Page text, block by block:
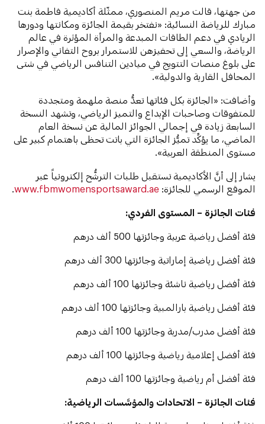
من جهتها، قالت مريم المنصوري، ممثّلة أكاديمية فاطمة بنت
مبارك للرياضة النسائية: «نفتخر بقيمة الجائزة ومكانتها ودورها
الريادي في دعم الطاقات المبدعة والمرأة المؤثرة في عالم
الرياضة، والسعي إلى تحفيزهن للاستمرار بروح التفاني والإصرار
على بلوغ منصات التتويج في ميادين التنافس الرياضي في شتى
المحافل القارية والدولية».
وأضافت: «الجائزة بكل فئاتها تعدُّ منصة ملهمة ومتجددة
للمتفوقات وصاحبات الإبداع والتميز الرياضي، وتشهد النسخة
السابعة زيادة في إجمالي الجوائز المالية عن نسخة العام
الماضي، ما يؤكِّد تميُّز الجائزة التي باتت تحظى باهتمام كبير على
مستوى المنطقة العربية».
‎يشار إلى أنَّ الأكاديمية تستقبل طلبات الترشُّح إلكترونياً عبر
الموقع الرسمي للجائزة: www.fbmwomensportsaward.ae
.
فئات الجائزة – المستوى الفردي:
فئات الجائزة – الاتحادات والمؤسَّسات الرياضية: